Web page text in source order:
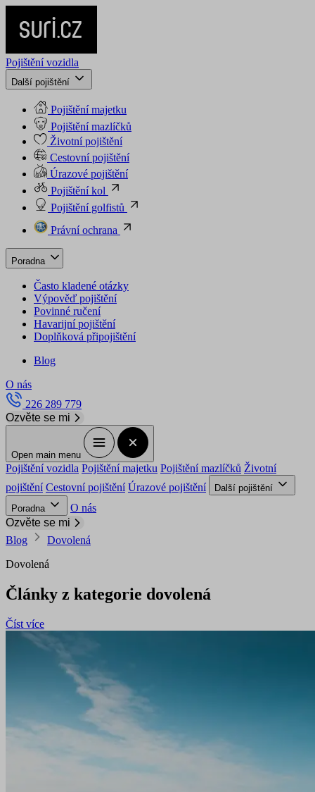
Pojištění vozidla
Další pojištění
Pojištění majetku
Pojištění mazlíčků
Životní pojištění
Cestovní pojištění
Úrazové pojištění
Pojištění kol
Pojištění golfistů
Právní ochrana
Poradna
Často kladené otázky
Výpověď pojištění
Povinné ručení
Havarijní pojištění
Doplňková připojištění
Blog
O nás
226 289 779
Ozvěte se mi
Open main menu
Pojištění vozidla Pojištění majetku Pojištění mazlíčků Životní
pojištění Cestovní pojištění Úrazové pojištění
Další pojištění
Poradna
O nás
Ozvěte se mi
Blog
Dovolená
Dovolená
Články z kategorie dovolená
Číst více